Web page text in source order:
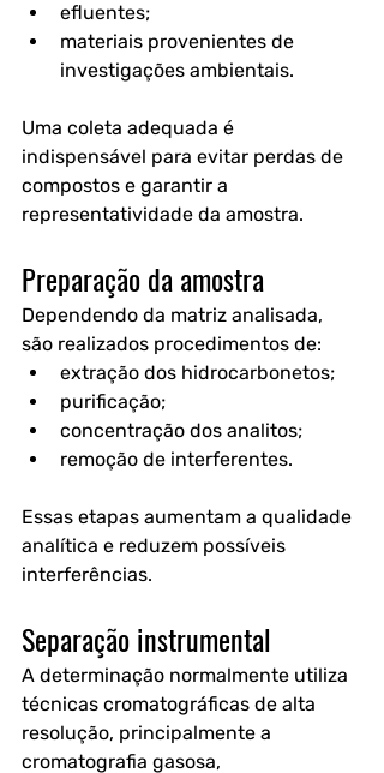
efluentes;
materiais provenientes de
investigações ambientais.
Uma coleta adequada é
indispensável para evitar perdas de
compostos e garantir a
representatividade da amostra.
Preparação da amostra
Dependendo da matriz analisada,
são realizados procedimentos de:
extração dos hidrocarbonetos;
purificação;
concentração dos analitos;
remoção de interferentes.
Essas etapas aumentam a qualidade
analítica e reduzem possíveis
interferências.
Separação instrumental
A determinação normalmente utiliza
técnicas cromatográficas de alta
resolução, principalmente a
cromatografia gasosa,